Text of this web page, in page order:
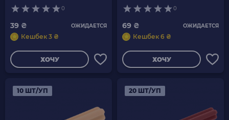
0
39 ₴ ОЖИДАЕТСЯ
Кешбек 3 ₴
ХОЧУ
0
69 ₴ ОЖИДАЕТСЯ
Кешбек 6 ₴
ХОЧУ
10 ШТ/УП 20 ШТ/УП